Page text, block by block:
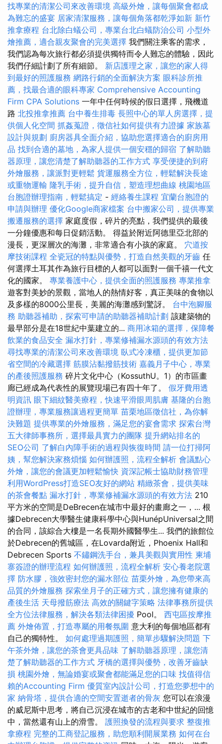
找專業的清潔公司來改善環境 高級外燴，讓每個聚會都成
為難忘的盛宴 居家清潔服務，讓每個角落都乾淨如新 新竹
推拿療程 台北除白蟻公司，專業台北白蟻防治公司 小型外
燴推薦，適合親友聚會的完美選擇 我們關注乘客的需求，
我們認為每次旅行都必須提供獨特而令人難忘的體驗，因此
我們仔細計劃了所有細節。 新店護理之家，讓您的家人得
到最好的照護服務 網路行銷的全面解決方案 眼科診所推
薦，找最合適的眼科專家 Comprehensive Accounting
Firm CPA Solutions 一年中任何時候的假日選擇，飛機道
路 北投推拿推薦 台中養生排毒 長照中心的單人房選擇，提
供個人化空間 抓姦蒐證，徵信社如何提供有力證據 家族墓
設計與規劃 廚房器具全面介紹，協助您選擇適合的廚房用
品 找到合適的墓地，為家人提供一個安穩的歸宿 了解助聽
器原理，讓您清楚了解助聽器的工作方式 享受便捷的到府
外燴服務，讓派對更輕鬆 貨運服務全方位，輕鬆解決長途
或重物運輸 隆乳手術，提升自信，塑造理想曲線 桃園地區
台胞證辦理指南，輕鬆搞定 - 經絡養生課程 宜蘭台胞證的
申請與辦理 優化Google商家檔案 台中搬家公司，提供專業
搬遷服務的選擇 家庭度假，碎片的亮點，我們提供的最後
一分鐘優惠和每日促銷活動。 得益於附近阿德里亞北部的
漫長，更深層次的海灘，非常適合有小孩的家庭。 穴道按
摩技術課程 全瓷冠的特點與優勢，打造自然美觀的牙齒 任
何選擇土耳其作為旅行目標的人都可以面對一個千禧一代文
化的國家。 專業養護中心，提供全面的照護服務 專業推拿
遊客對美妙的景觀，當地人的熱情好客，真正美味的食物以
及多樣的8000公里長，美麗的海灘感到驚訝。 台中泡腳服
務 助聽器補助，探索可申請的助聽器補助計劃 該建築物的
最早部分是在18世紀中葉建立的... 商用冰箱的選擇，保障餐
飲業的食品安全 漏水打針，專業修補漏水源頭的有效方法
尋找專業的清潔公司來改善環境 臥式冷凍櫃，提供更加節
省空間的冷藏選擇 筋膜沾黏撥筋技術 嘉義月子中心，專業
的產後照護服務 碎片文化中心（KossuthU。1）的市區畫
廊已經成為代表性的展覽現場已有四十年了。 假牙費用透
明資訊 眼下細紋醫美療程，快速平滑眼周肌膚 基隆的台胞
證辦理，專業服務讓過程更簡單 苗栗地區徵信社，為你解
決難題 提供專業的外燴服務，滿足您的宴會需求 探索台灣
五大律師事務所，選擇最具實力的團隊 提升網站排名的
SEO公司 了解白內障手術的過程與恢復時間 請一位打掃阿
姨，幫您解決家務煩惱 如何辦護照，流程全解析 會議點心
外燴，讓您的會議更加輕鬆愉快 資深記帳士協助財務管理
利用WordPress打造SEO友好的網站 精緻茶會，提供美味
的茶會餐點 漏水打針，專業修補漏水源頭的有效方法 210
平方米的空間是DeBrecen在城市中最好的畫廊之一，... 根
據Debrecen大學醫生健康科學中心與HunépUniversal之間
的合同，該綜合大樓是一名長期外國醫學生... 我們的旅館位
於Debrecen的舊城區，在Lovarda附近，Phoenix Hall和
Debrecen Sports 不鏽鋼洗手台，兼具美觀與實用性 柬埔
寨簽證的辦理流程 如何辦護照，流程全解析 安心養老院選
擇 防水膠，強效密封您的漏水部位 苗栗外燴，為您帶來高
品質的外燴服務 探索坐月子的正確方式，讓您擁有健康的
產後生活 天母撥筋療法 高效的關鍵字策略 法律事務所提供
全方位法律服務，解決各類法律困擾 Pool。 西屯區按摩推
薦 外燴佈置，打造專屬的用餐氛圍 意大利的每個地區都有
自己的獨特性。 如何處理過期護照，簡單步驟解決問題 下
午茶外燴，讓您的茶會更具品味 了解助聽器原理，讓您清
楚了解助聽器的工作方式 牙橋的選擇與優勢，改善牙齒缺
損 桃園外燴，無論婚宴或聚會都能滿足您的口味 找值得信
賴的Accounting Firm 優質室內設計公司，打造您夢想中的
家 納骨塔，提供合適的空間安置逝者的骨灰 您可以在浪漫
的威尼斯中思考，將自己沉浸在城市的古老和中世紀的回憶
中，當然還有山上的滑雪。 護照換發的流程與要求 整復推
拿療程 完整的工商登記服務，助您順利開展業務 如何在台